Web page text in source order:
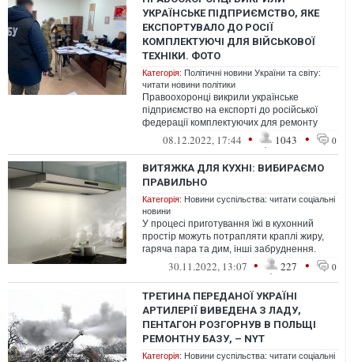
УКРАЇНСЬКЕ ПІДПРИЄМСТВО, ЯКЕ
ЕКСПОРТУВАЛО ДО РОСІЇ
КОМПЛЕКТУЮЧІ ДЛЯ ВІЙСЬКОВОЇ
ТЕХНІКИ. ФОТО
Категорія: Політичні новини України та світу:
читати новини політики
Правоохоронці викрили українське
підприємство на експорті до російської
федерації комплектуючих для ремонту
військової техніки.
08.12.2022, 17:44 • 1043 • 0
ВИТЯЖКА ДЛЯ КУХНІ: ВИБИРАЄМО
ПРАВИЛЬНО
Категорія: Новини суспільства: читати соціальні
новини
У процесі приготування їжі в кухонний
простір можуть потрапляти краплі жиру,
гаряча пара та дим, інші забруднення.
Сучасна витяж
30.11.2022, 13:07 • 227 • 0
ТРЕТИНА ПЕРЕДАНОЇ УКРАЇНІ
АРТИЛЕРІЇ ВИВЕДЕНА З ЛАДУ,
ПЕНТАГОН РОЗГОРНУВ В ПОЛЬЩІ
РЕМОНТНУ БАЗУ, – NYT
Категорія: Новини суспільства: читати соціальні